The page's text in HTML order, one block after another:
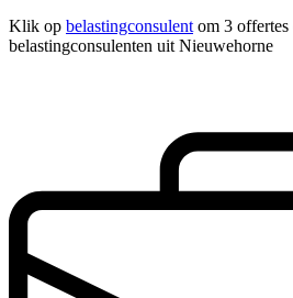
Klik op belastingconsulent om 3
belastingconsulenten uit Nieuwehorne